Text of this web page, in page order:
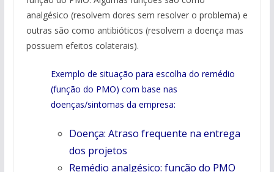
analgésico (resolvem dores sem resolver o problema) e
outras são como antibióticos (resolvem a doença mas
possuem efeitos colaterais).
Exemplo de situação para escolha do remédio
(função do PMO) com base nas
doenças/sintomas da empresa:
Doença: Atraso frequente na entrega
dos projetos
Remédio analgésico: função do PMO